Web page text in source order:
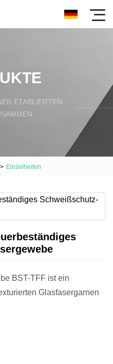
ETABLIERTEN
> Einzelheiten
BST-TFF ist ein
Glasfasergarnen